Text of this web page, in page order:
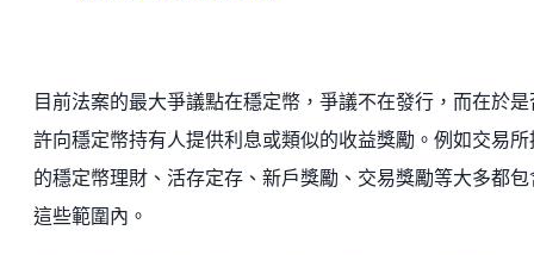
目前法案的最大爭議點在穩定幣，爭議不在發行，而在於是
許向穩定幣持有人提供利息或類似的收益獎勵。例如交易所
的穩定幣理財、活存定存、新戶獎勵、交易獎勵等大多都包
這些範圍內。